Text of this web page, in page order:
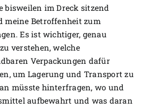
bisweilen im Dreck sitzend
meine Betroffenheit zum
Es ist wichtiger, genau
verstehen, welche
Verpackungen dafür
um Lagerung und Transport zu
müsste hinterfragen, wo und
aufbewahrt und was daran